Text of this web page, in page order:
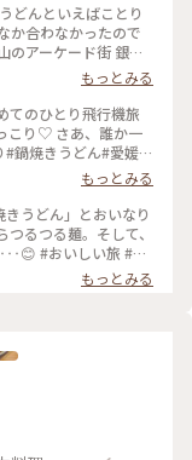
どんといえばことり
か合わなかったので
のアーケード街 銀天
ています。 外観も内
メニューは鍋焼きう
どを持ってきてくれ
。 行く時にはお釣り
です😊 アルミ鍋に入
しのいい香り😊 こ
構大きめで、刻んだ
置いてある「鬼びっ
ついてるだけあって
でかけると大変なこ
さいね🔥 店内はア
ころにまで！と驚き
際にはぜひ寄って
もっとみる
てのひとり飛行機旅
こり♡ さあ、誰か一
鍋焼きうどん#愛媛県
もっとみる
うどん」とおいなり
るつる麺。そして、
#おいしい旅 #愛
もっとみる